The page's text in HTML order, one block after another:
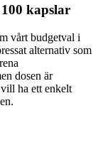
kapslar
vårt budgetval i
alternativ som
dosen är
ha ett enkelt